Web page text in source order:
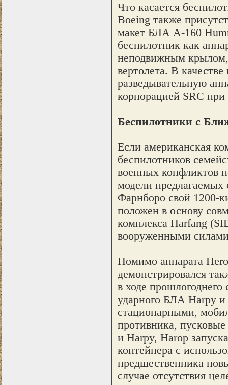
Что касается
Boeing также
макет БЛА A-160
беспилотник как
неподвижным
вертолета. В
разведывательную
корпорацией SRC
Беспилотники с
Если американская
беспилотников
военных конфликтов
модели предлагаемых
Фарнборо свой 1200-
положен в основу
комплекса Harfang
вооруженными
Помимо аппарата
демонстрировался
в ходе
ударного БЛА Harpy и
стационарными,
противника,
и Harpy, Harop
контейнера с
предшественника
случае отсутствия